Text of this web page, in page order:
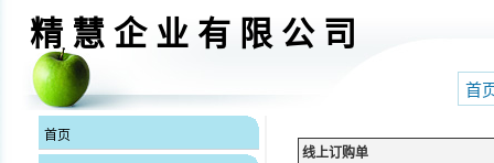
精 慧 企 业 有 限 公 司
首
线上订购单
首页